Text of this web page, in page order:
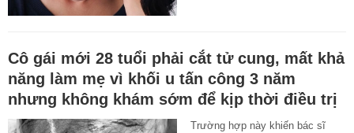
Cô gái mới 28 tuổi phải cắt tử cung, mất khả
năng làm mẹ vì khối u tấn công 3 năm
nhưng không khám sớm để kịp thời điều trị
Trường hợp này khiến bác sĩ